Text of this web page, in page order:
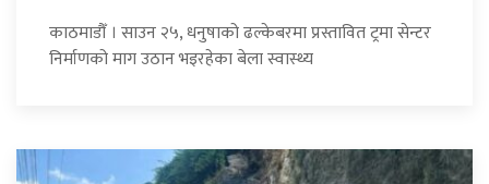
काठमाडौँ । साउन २५, धनुषाको ढल्केबरमा प्रस्तावित ट्रमा सेन्टर
निर्माणको माग उठान भइरहेका बेला स्वास्थ्य